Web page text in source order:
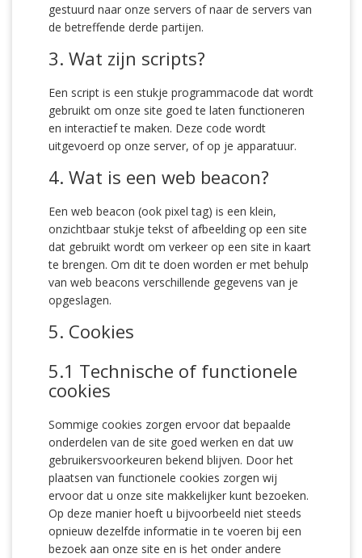
gestuurd naar onze servers of naar de servers van
de betreffende derde partijen.
3. Wat zijn scripts?
Een script is een stukje programmacode dat wordt
gebruikt om onze site goed te laten functioneren
en interactief te maken. Deze code wordt
uitgevoerd op onze server, of op je apparatuur.
4. Wat is een web beacon?
Een web beacon (ook pixel tag) is een klein,
onzichtbaar stukje tekst of afbeelding op een site
dat gebruikt wordt om verkeer op een site in kaart
te brengen. Om dit te doen worden er met behulp
van web beacons verschillende gegevens van je
opgeslagen.
5. Cookies
5.1 Technische of functionele
cookies
Sommige cookies zorgen ervoor dat bepaalde
onderdelen van de site goed werken en dat uw
gebruikersvoorkeuren bekend blijven. Door het
plaatsen van functionele cookies zorgen wij
ervoor dat u onze site makkelijker kunt bezoeken.
Op deze manier hoeft u bijvoorbeeld niet steeds
opnieuw dezelfde informatie in te voeren bij een
bezoek aan onze site en is het onder andere